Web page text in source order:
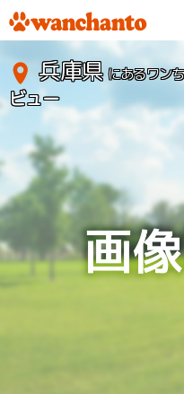
兵庫県にあるワン
ビュー